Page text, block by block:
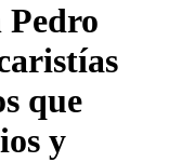
Pedro
que
y